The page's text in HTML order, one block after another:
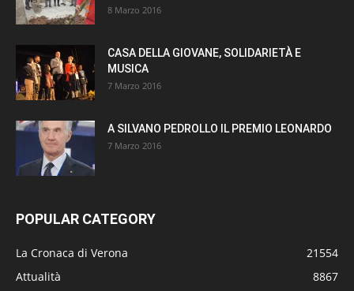
8 Marzo 2016
CASA DELLA GIOVANE, SOLIDARIETÀ E
MUSICA
7 Marzo 2016
A SILVANO PEDROLLO IL PREMIO LEONARDO
7 Marzo 2016
POPULAR CATEGORY
La Cronaca di Verona
21554
Attualità
8867